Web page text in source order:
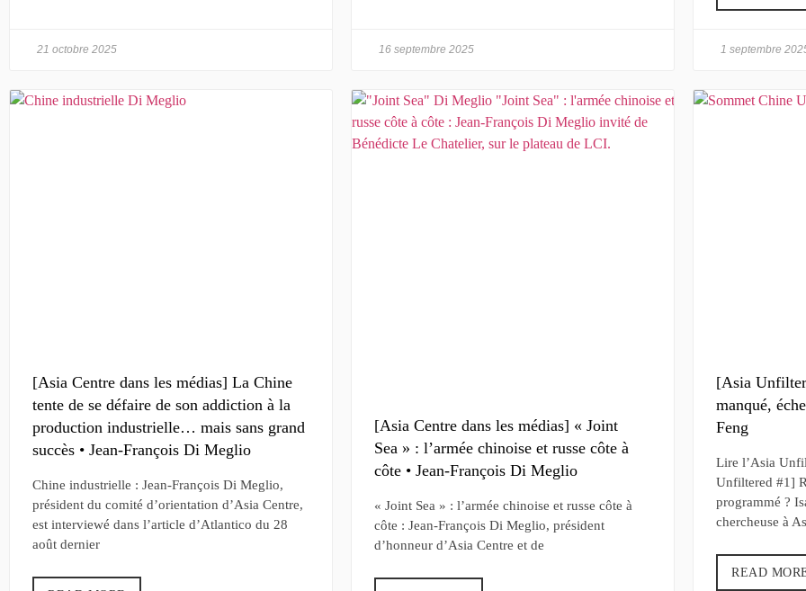
21 octobre 2025 16 septembre 2025 1 septembre
[Asia Centre dans les médias] La Chine
tente de se défaire de son addiction à la
production industrielle… mais sans grand
succès • Jean-François Di Meglio
Chine industrielle : Jean-François Di Meglio,
président du comité d’orientation d’Asia Centre,
est interviewé dans l’article d’Atlantico du 28
août dernier
[Asia Centre dans les médias] « Joint
Sea » : l’armée chinoise et russe côte à
côte • Jean-François Di Meglio
« Joint Sea » : l’armée chinoise et russe côte à
côte : Jean-François Di Meglio, président
d’honneur d’Asia Centre et de
[Asia
manqué,
Feng
Lire l’Asia
Unfiltered #1]
programmé ?
chercheuse à
READ